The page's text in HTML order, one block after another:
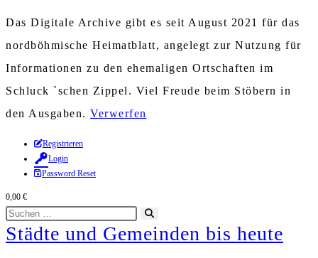
Das Digitale Archive gibt es seit August 2021 für das
nordböhmische Heimatblatt, angelegt zur Nutzung für
Informationen zu den ehemaligen Ortschaften im
Schluck `schen Zippel. Viel Freude beim Stöbern in
den Ausgaben. Verwerfen
Zum
Inhalt
springen
Registrieren
Login
Password Reset
0,00 €
Diese
Website
durchsuchen
starten
Städte und Gemeinden bis heute